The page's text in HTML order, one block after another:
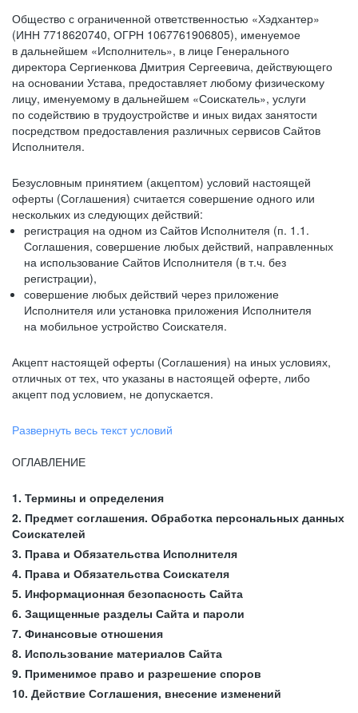
Общество с ограниченной ответственностью «Хэдхантер»
(ИНН 7718620740, ОГРН 1067761906805), именуемое
в дальнейшем «Исполнитель», в лице Генерального
директора Сергиенкова Дмитрия Сергеевича, действующего
на основании Устава, предоставляет любому физическому
лицу, именуемому в дальнейшем «Соискатель», услуги
по содействию в трудоустройстве и иных видах занятости
посредством предоставления различных сервисов Сайтов
Исполнителя.
Безусловным принятием (акцептом) условий настоящей
оферты (Соглашения) считается совершение одного или
нескольких из следующих действий:
регистрация на одном из Сайтов Исполнителя (п. 1.1.
Соглашения, совершение любых действий, направленных
на использование Сайтов Исполнителя (в т.ч. без
регистрации),
совершение любых действий через приложение
Исполнителя или установка приложения Исполнителя
на мобильное устройство Соискателя.
Акцепт настоящей оферты (Соглашения) на иных условиях,
отличных от тех, что указаны в настоящей оферте, либо
акцепт под условием, не допускается.
Развернуть весь текст условий
ОГЛАВЛЕНИЕ
1. Термины и определения
2. Предмет соглашения. Обработка персональных данных
Соискателей
3. Права и Обязательства Исполнителя
4. Права и Обязательства Соискателя
5. Информационная безопасность Сайта
6. Защищенные разделы Сайта и пароли
7. Финансовые отношения
8. Использование материалов Сайта
9. Применимое право и разрешение споров
10. Действие Соглашения, внесение изменений